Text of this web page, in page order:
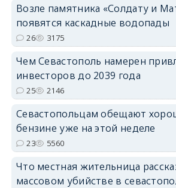
Возле памятника «Солдату и
появятся каскадные водопады
26 3175
Чем Севастополь намерен
инвесторов до 2039 года
25 2146
Севастопольцам обещают
бензине уже на этой неделе
23 5560
Что местная жительница
массовом убийстве в